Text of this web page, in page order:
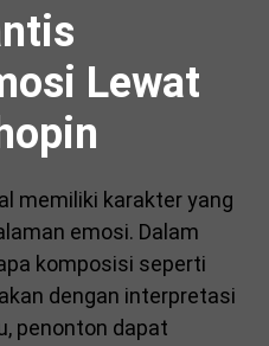
Lewat
memiliki karakter yang
emosi. Dalam
komposisi seperti
dengan interpretasi
penonton dapat